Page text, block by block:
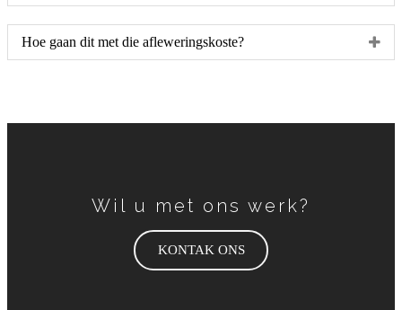
Hoe gaan dit met die afleweringskoste?
Wil u met ons werk?
KONTAK ONS